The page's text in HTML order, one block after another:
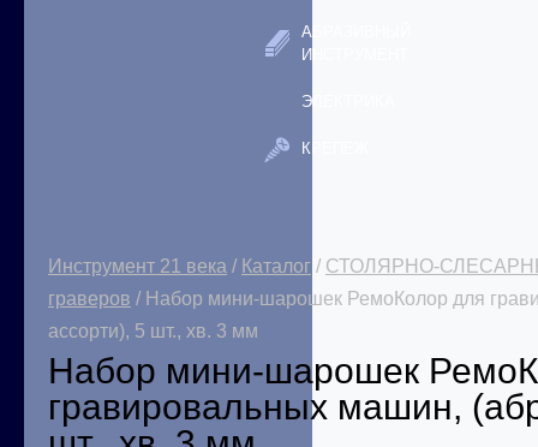
АБРАЗИВНЫЙ
ИНСТРУМЕНТ
ЭЛЕКТРИКА
КРЕПЕЖ
Инструмент 21 века / Каталог / СТОЛЯРНО-
граверов / Набор мини-шарошек РемоКолор для
ассорти), 5 шт., хв. 3 мм
Набор мини-шарошек
гравировальных машин,